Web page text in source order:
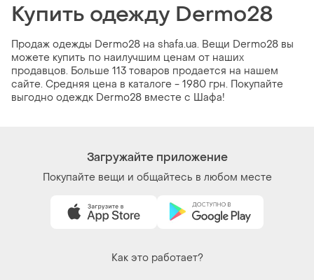
Купить одежду Dermo28
Продаж одежды Dermo28 на shafa.ua. Вещи Dermo28 вы
можете купить по наилучшим ценам от наших
продавцов. Больше 113 товаров продается на нашем
сайте. Средняя цена в каталоге - 1980 грн. Покупайте
выгодно одеждк Dermo28 вместе с Шафа!
Загружайте приложение
Покупайте вещи и общайтесь в любом месте
Как это работает?